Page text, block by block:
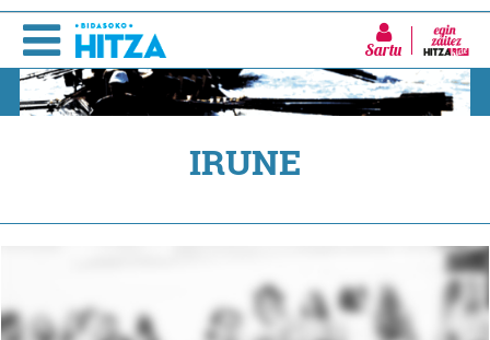
Sartu
IRUNE